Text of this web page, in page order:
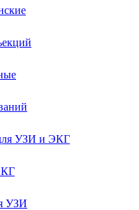
УЗИ и ЭКГ
УЗИ